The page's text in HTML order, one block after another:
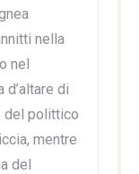
nella
nel
d’altare di
del polittico
mentre
del